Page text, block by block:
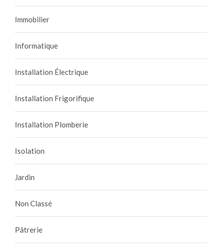
Immobilier
Informatique
Installation Électrique
Installation Frigorifique
Installation Plomberie
Isolation
Jardin
Non Classé
Pâtrerie